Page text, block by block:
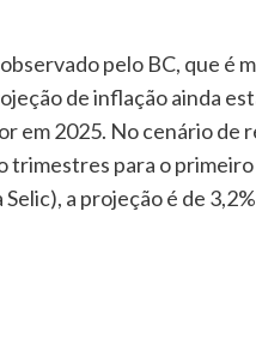
pelo BC, que é
de inflação ainda
em 2025. No cenário de
trimestres para o
a projeção é de